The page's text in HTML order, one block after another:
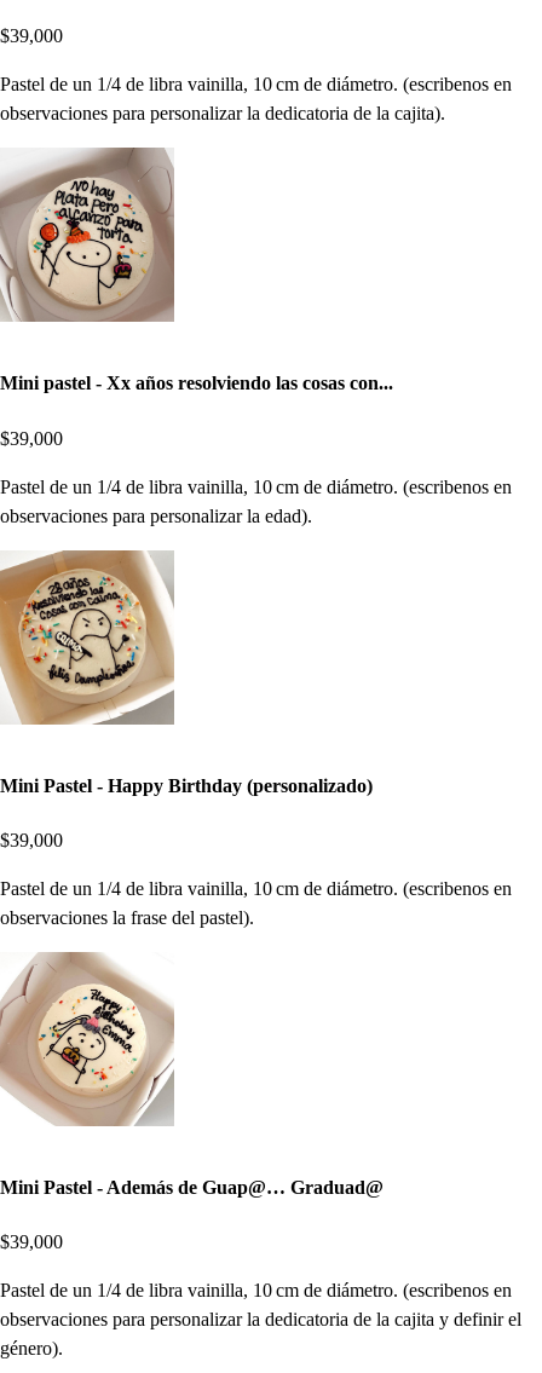
$39,000
Pastel de un 1/4 de libra vainilla, 10 cm de diámetro. (escribenos en
observaciones para personalizar la dedicatoria de la cajita).
Mini pastel - Xx años resolviendo las cosas con...
$39,000
Pastel de un 1/4 de libra vainilla, 10 cm de diámetro. (escribenos en
observaciones para personalizar la edad).
Mini Pastel - Happy Birthday (personalizado)
$39,000
Pastel de un 1/4 de libra vainilla, 10 cm de diámetro. (escribenos en
observaciones la frase del pastel).
Mini Pastel - Además de Guap@… Graduad@
$39,000
Pastel de un 1/4 de libra vainilla, 10 cm de diámetro. (escribenos en
observaciones para personalizar la dedicatoria de la cajita y definir el
género).